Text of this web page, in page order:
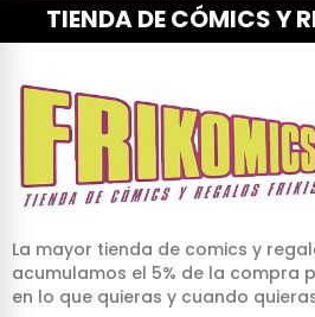
TIENDA DE CÓMICS Y
La mayor tienda de comics y
acumulamos el 5% de la compra
en lo que quieras y cuando